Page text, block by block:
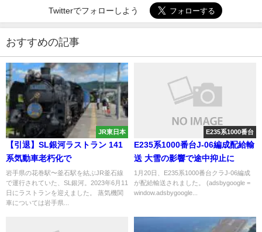
Twitterでフォローしよう
おすすめの記事
JR東日本
【引退】SL銀河ラストラン 141
系気動車老朽化で
岩手県の花巻駅〜釜石駅を結ぶJR釜石線
で運行されていた、SL銀河。2023年6月11
日にラストランを迎えました。 蒸気機関
車については岩手県...
E235系1000番台
E235系1000番台J-06編成配給輸
送 大雪の影響で途中抑止に
1月20日、E235系1000番台クラJ-06編成
が配給輸送されました。 (adsbygoogle =
window.adsbygoogle...